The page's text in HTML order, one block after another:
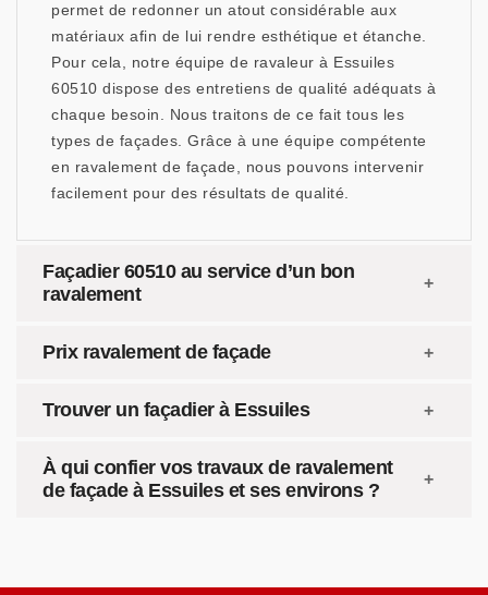
permet de redonner un atout considérable aux
matériaux afin de lui rendre esthétique et étanche.
Pour cela, notre équipe de ravaleur à Essuiles
60510 dispose des entretiens de qualité adéquats à
chaque besoin. Nous traitons de ce fait tous les
types de façades. Grâce à une équipe compétente
en ravalement de façade, nous pouvons intervenir
facilement pour des résultats de qualité.
Façadier 60510 au service d’un bon
ravalement
Prix ravalement de façade
Trouver un façadier à Essuiles
À qui confier vos travaux de ravalement
de façade à Essuiles et ses environs ?